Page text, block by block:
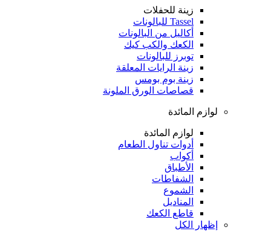
زينة للحفلات
Tassel للبالونات
أكاليل من البالونات
الكعك والكب كيك
توبرز للبالونات
زينة الرايات المعلقة
زينة بوم بومس
قصاصات الورق الملونة
لوازم المائدة
لوازم المائدة
أدوات تناول الطعام
أكواب
الأطباق
الشفاطات
الشموع
المناديل
قاطع الكعك
إظهار الكل